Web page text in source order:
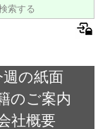
週の紙面
のご案内
社概要